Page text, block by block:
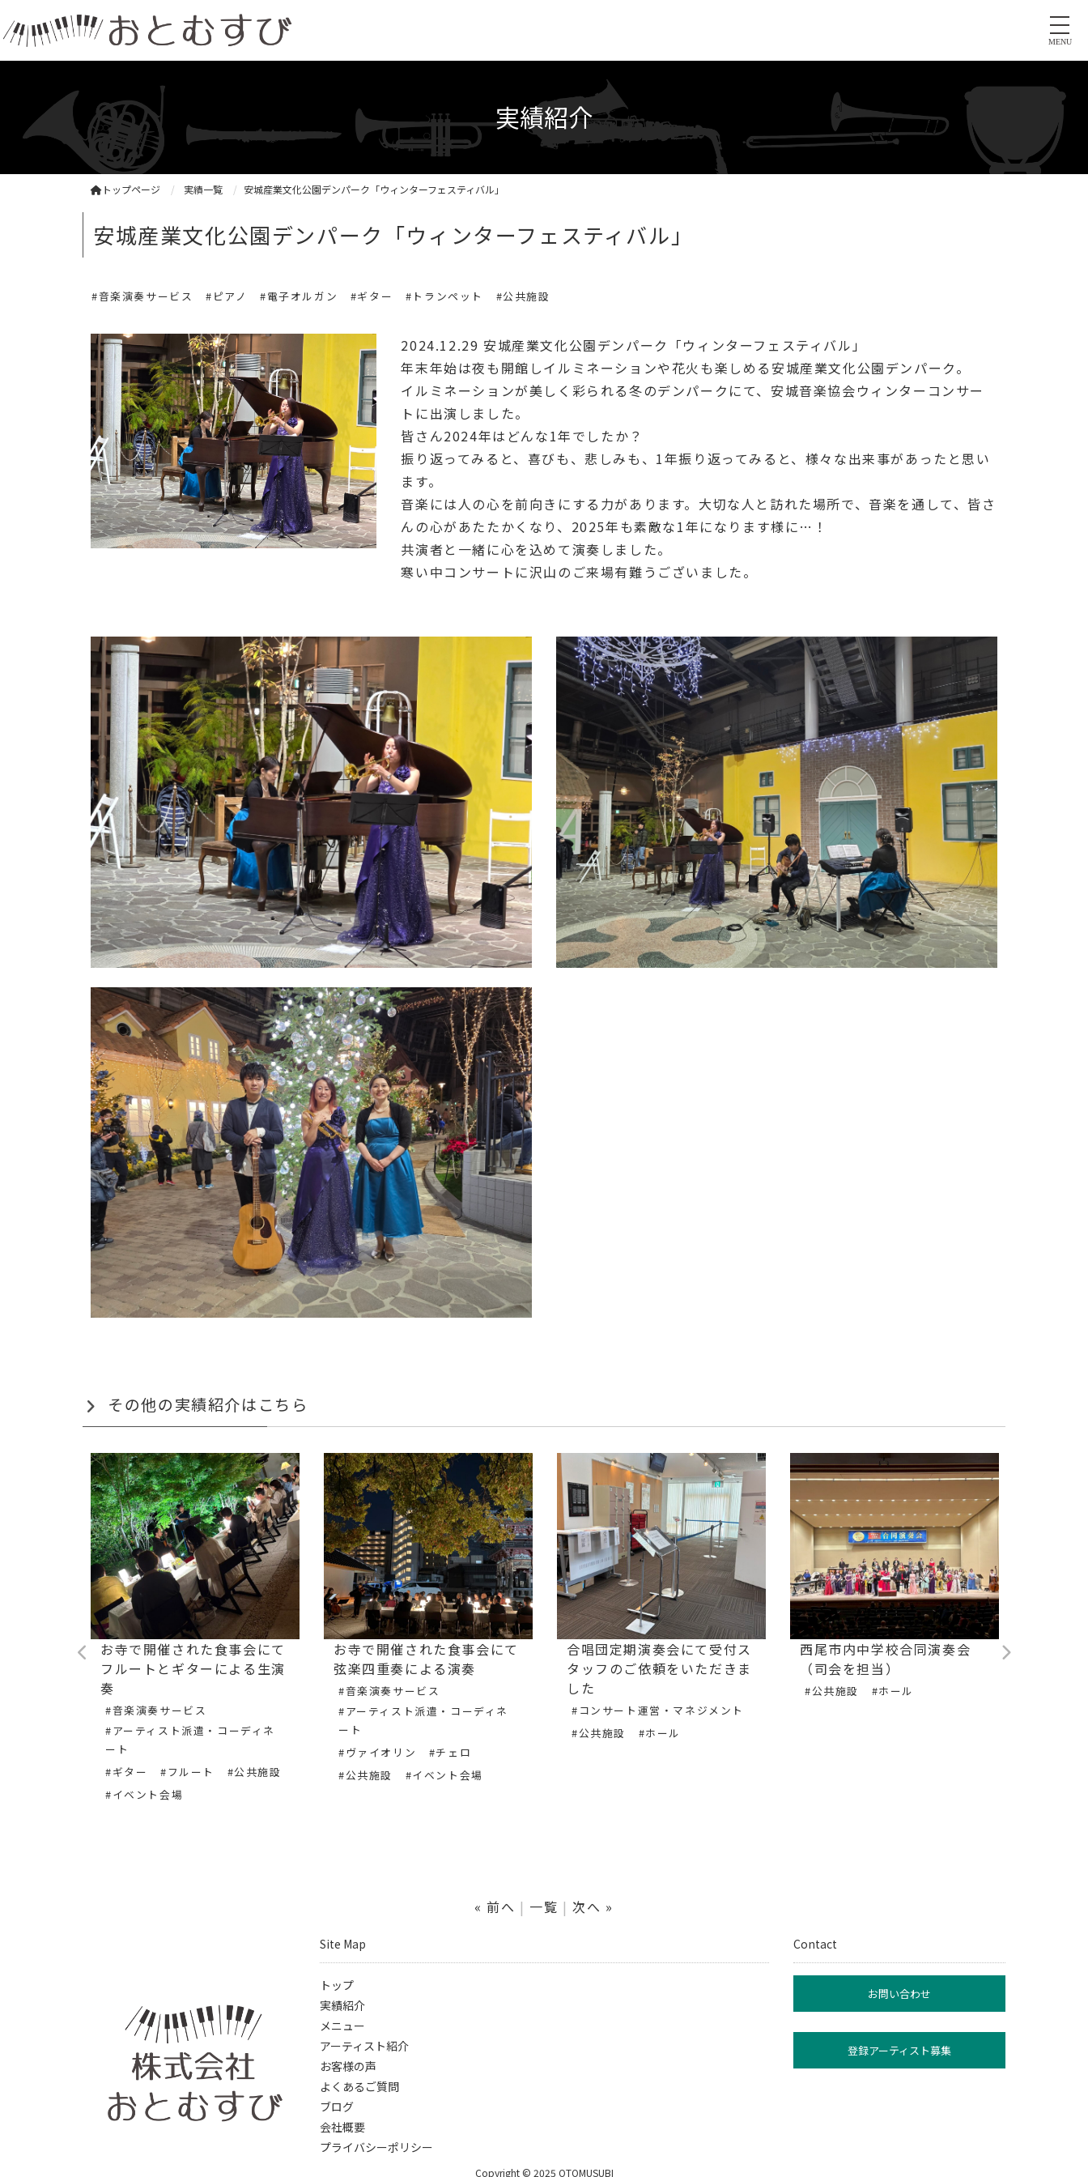
MENU
実績紹介
トップページ 実績一覧 安城産業文化公園デンパーク「ウィンターフェスティバル」
安城産業文化公園デンパーク「ウィンターフェスティバル」
#音楽演奏サービス #ピアノ #電子オルガン #ギター #トランペット #公共施設
2024.12.29 安城産業文化公園デンパーク「ウィンターフェスティバル」
年末年始は夜も開館しイルミネーションや花火も楽しめる安城産業文化公園デンパーク。
イルミネーションが美しく彩られる冬のデンパークにて、安城音楽協会ウィンターコンサー
トに出演しました。
皆さん2024年はどんな1年でしたか？
振り返ってみると、喜びも、悲しみも、1年振り返ってみると、様々な出来事があったと思い
ます。
音楽には人の心を前向きにする力があります。大切な人と訪れた場所で、音楽を通して、皆さ
んの心があたたかくなり、2025年も素敵な1年になります様に…！
共演者と一緒に心を込めて演奏しました。
寒い中コンサートに沢山のご来場有難うございました。
その他の実績紹介はこちら
お寺で開催された食事会にて
フルートとギターによる生演
奏
#音楽演奏サービス
#アーティスト派遣・コーディネ
ート
#ギター
#フルート
#公共施設
#イベント会場
お寺で開催された食事会にて
弦楽四重奏による演奏
#音楽演奏サービス
#アーティスト派遣・コーディネ
ート
#ヴァイオリン
#チェロ
#公共施設
#イベント会場
合唱団定期演奏会にて受付ス
タッフのご依頼をいただきま
した
#コンサート運営・マネジメント
#公共施設
#ホール
西尾市内中学校合同演奏会
（司会を担当）
#公共施設 #ホール
« 前へ 一覧 次へ »
Site Map
トップ
実績紹介
メニュー
アーティスト紹介
お客様の声
よくあるご質問
ブログ
会社概要
プライバシーポリシー
Contact
お問い合わせ
登録アーティスト募集
Copyright © 2025 OTOMUSUBI